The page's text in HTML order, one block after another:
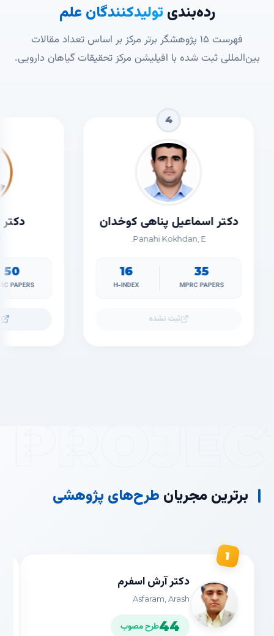
رده‌بندی تولیدکنندگان علم
فهرست ۱۵ پژوهشگر برتر مرکز بر اساس تعداد مقالات
بین‌المللی ثبت شده با افیلیشن مرکز تحقیقات گیاهان دارویی.
دکتر اسماعیل پناهی کوخدان
Panahi Kokhdan, E.
MPRC PAPERS
برترین مجریان طرح‌های پژوهشی
1
دکتر آرش اسفرم
Asfaram, Arash
44طرح مصوب